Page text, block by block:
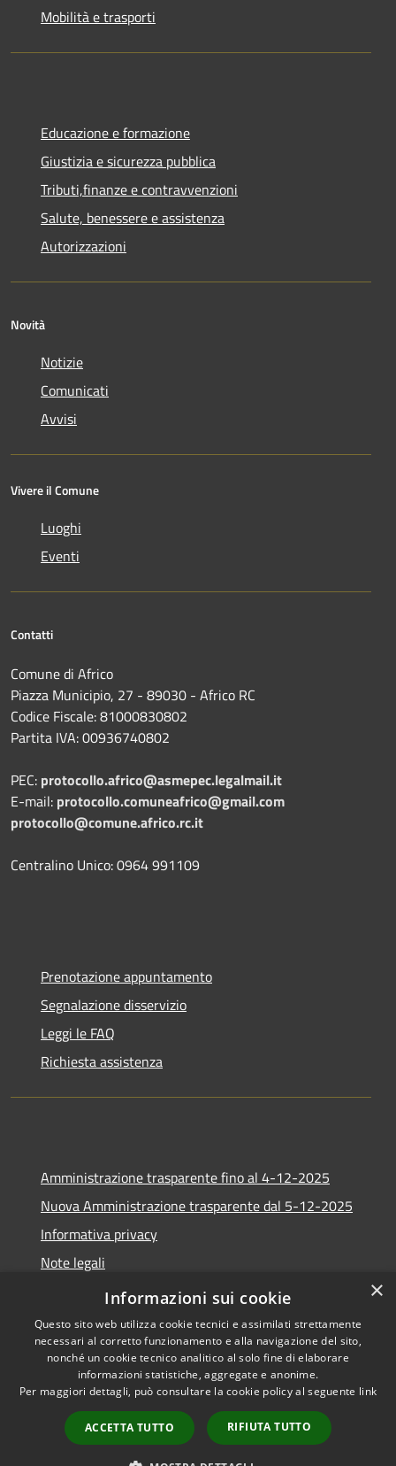
Mobilità e trasporti
Educazione e formazione
Giustizia e sicurezza pubblica
Tributi,finanze e contravvenzioni
Salute, benessere e assistenza
Autorizzazioni
Novità
Notizie
Comunicati
Avvisi
Vivere il Comune
Luoghi
Eventi
Contatti
Comune di Africo
Piazza Municipio, 27 - 89030 - Africo RC
Codice Fiscale: 81000830802
Partita IVA: 00936740802
PEC: protocollo.africo@asmepec.legalmail.it
E-mail: protocollo.comuneafrico@gmail.com
protocollo@comune.africo.rc.it
Centralino Unico: 0964 991109
Prenotazione appuntamento
Segnalazione disservizio
Leggi le FAQ
Richiesta assistenza
Amministrazione trasparente fino al 4-12-2025
Nuova Amministrazione trasparente dal 5-12-2025
Informativa privacy
Note legali
Dichiarazione di accessibilità
Accessibilità
Copyright © 2026 • Comune di
Africo • Powered by
Municipium•
Accesso
redazione
×
Informazioni sui cookie
Questo sito web utilizza cookie tecnici e assimilati strettamente
necessari al corretto funzionamento e alla navigazione del sito,
nonché un cookie tecnico analitico al solo fine di elaborare
informazioni statistiche, aggregate e anonime.
Per maggiori dettagli, può consultare la cookie policy al seguente link
ACCETTA TUTTO RIFIUTA TUTTO